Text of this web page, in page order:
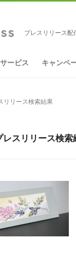
プレスリリース配
サービス キャンペ
リリース検索結果
レスリリース検索